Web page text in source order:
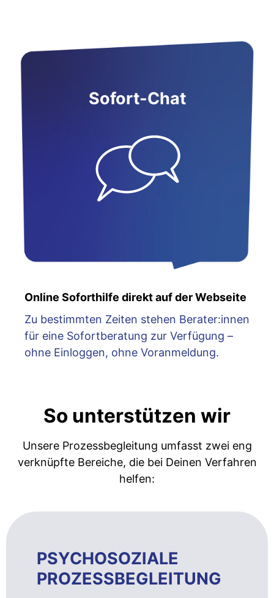
Sofort-Chat
Online Soforthilfe direkt auf der Webseite
Zu bestimmten Zeiten stehen Berater:innen
für eine Sofortberatung zur Verfügung –
ohne Einloggen, ohne Voranmeldung.
So unterstützen wir
Unsere Prozessbegleitung umfasst zwei eng
verknüpfte Bereiche, die bei Deinen Verfahren
helfen:
PSYCHOSOZIALE
PROZESSBEGLEITUNG